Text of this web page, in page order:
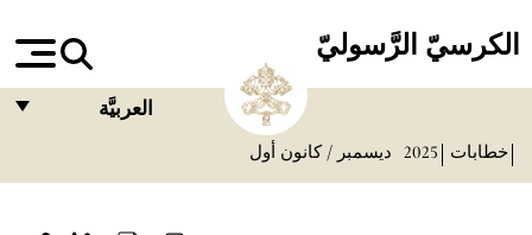
الكرسيّ الرَّسوليّ
العربيَّة
خطابات 2025 ديسمبر / كانون أول